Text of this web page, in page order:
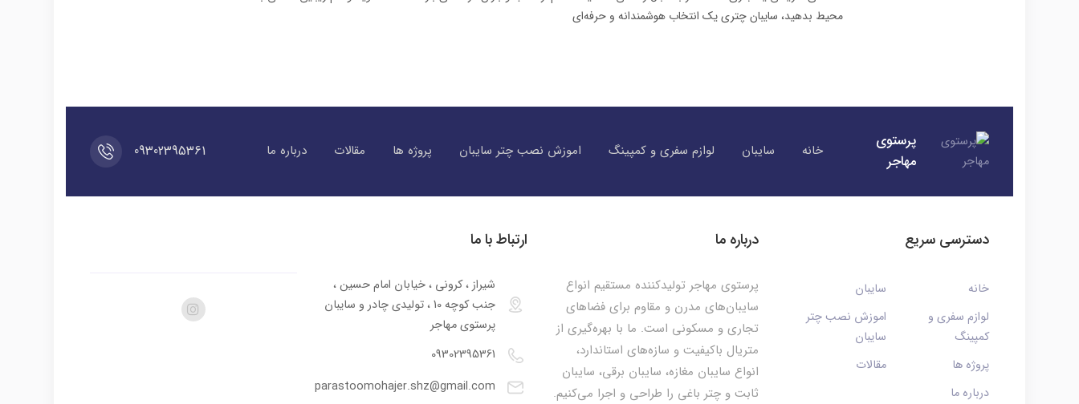
محیط بدهید، سایبان چتری یک انتخاب هوشمندانه و حرفه‌ای
پرستوی
مهاجر
خانه سایبان لوازم سفری و کمپینگ اموزش نصب چتر سایبان پروژه ها مقالات درباره ما 09302395361
دسترسی سریع
خانه
سایبان
لوازم سفری و
کمپینگ
اموزش نصب چتر
سایبان
پروژه ها
مقالات
درباره ما
درباره ما
پرستوی مهاجر تولیدکننده مستقیم انواع
سایبان‌های مدرن و مقاوم برای فضاهای
تجاری و مسکونی است. ما با بهره‌گیری از
متریال باکیفیت و سازه‌های استاندارد،
انواع سایبان مغازه، سایبان برقی، سایبان
ثابت و چتر باغی را طراحی و اجرا می‌کنیم.
ارتباط با ما
شیراز ، کرونی ، خیابان امام حسین ،
جنب کوچه 10 ، تولیدی چادر و سایبان
پرستوی مهاجر
09302395361
parastoomohajer.shz@gmail.com